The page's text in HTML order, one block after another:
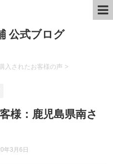
公式ブログ
入されたお客様の声 >
様：鹿児島県南さ
年3月6日